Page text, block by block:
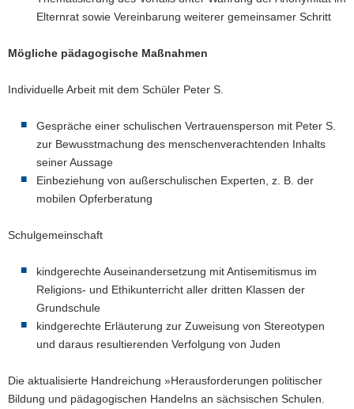
Elternrat sowie Vereinbarung weiterer gemeinsamer Schritt
Mögliche pädagogische Maßnahmen
Individuelle Arbeit mit dem Schüler Peter S.
Gespräche einer schulischen Vertrauensperson mit Peter S.
zur Bewusstmachung des menschenverachtenden Inhalts
seiner Aussage
Einbeziehung von außerschulischen Experten, z. B. der
mobilen Opferberatung
Schulgemeinschaft
kindgerechte Auseinandersetzung mit Antisemitismus im
Religions- und Ethikunterricht aller dritten Klassen der
Grundschule
kindgerechte Erläuterung zur Zuweisung von Stereotypen
und daraus resultierenden Verfolgung von Juden
Die aktualisierte Handreichung »Herausforderungen politischer
Bildung und pädagogischen Handelns an sächsischen Schulen.